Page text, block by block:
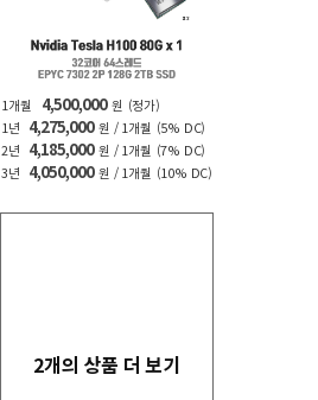
1개월 4,500,000 원
(정가)
1년
4,275,000 원 / 1개월
(5% DC)
2년
4,185,000 원 / 1개월
(7% DC)
3년
4,050,000 원 / 1개월 (10% DC)
2개의 상품 더 보기